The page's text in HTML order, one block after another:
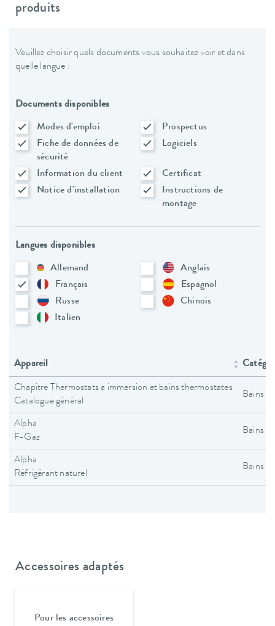
produits
Veuillez choisir quels documents vous souhaitez voir et dans
quelle langue :
Documents disponibles
Modes d'emploi
Prospectus
Fiche de données de
sécurité
Logiciels
Information du client
Certificat
Notice d'installation
Instructions de
montage
Langues disponibles
Allemand
Anglais
Français
Espagnol
Russe
Chinois
Italien
Appareil
Chapitre Thermostats a immersion et bains thermostates
Catalogue général
Bains
Alpha
F-Gaz
Bains
Alpha
Réfrigérant naturel
Bains
Accessoires adaptés
Pour les accessoires